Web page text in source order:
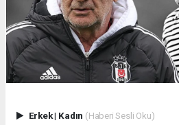
Erkek| Kadın (Haberi Sesli Oku)